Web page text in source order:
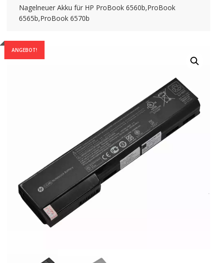
Nagelneuer Akku für HP ProBook 6560b,ProBook
6565b,ProBook 6570b
ANGEBOT!